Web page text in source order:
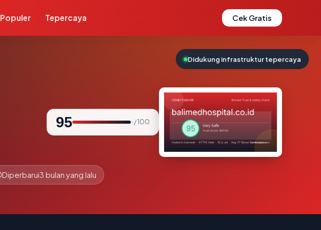
Populer Tepercaya Cek Gratis
95 / 100
Diperbarui3 bulan yang lalu
Didukung infrastruktur tepercaya